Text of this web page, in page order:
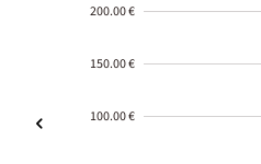
200.00 €
150.00 €
100.00 €